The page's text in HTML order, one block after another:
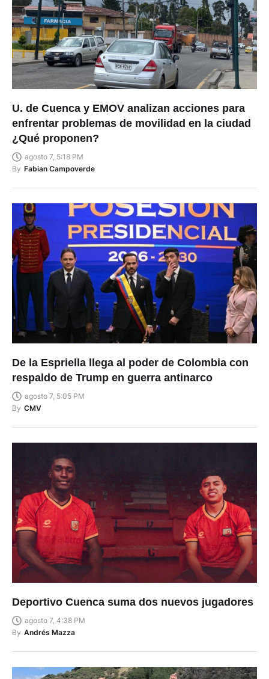
U. de Cuenca y EMOV analizan acciones para
enfrentar problemas de movilidad en la ciudad
¿Qué proponen?
agosto 7, 5:18 PM
By Fabian Campoverde
De la Espriella llega al poder de Colombia con
respaldo de Trump en guerra antinarco
agosto 7, 5:05 PM
By CMV
Deportivo Cuenca suma dos nuevos jugadores
agosto 7, 4:38 PM
By Andrés Mazza